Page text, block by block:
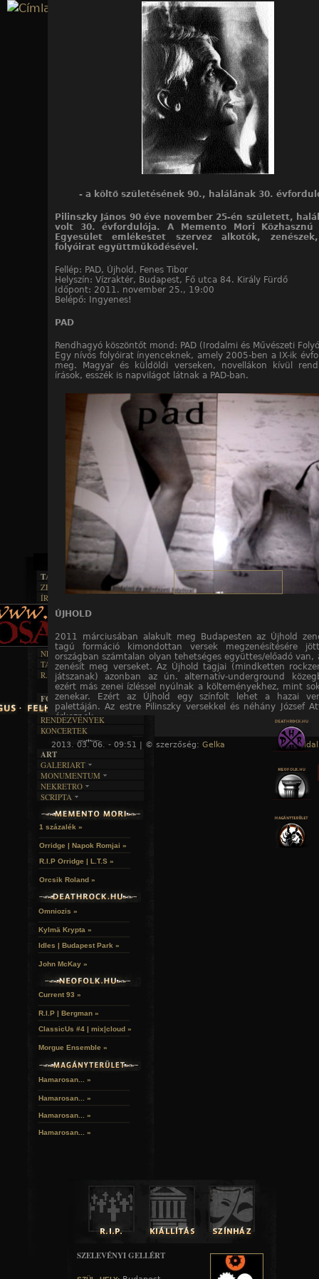
Jump to navigation
- a költő születésének 90., halálának 30.
Pilinszky János 90 éve november 25-én született,
volt 30. évfordulója. A Memento Mori Közhasznú
Egyesület emlékestet szervez alkotók,
folyóirat együttműködésével.
Fellép: PAD, Újhold, Fenes Tibor
Helyszín: Vízraktér, Budapest, Fő utca 84. Király Fürdő
Időpont: 2011. november 25., 19:00
Belépő: Ingyenes!
PAD
Rendhagyó köszöntőt mond: PAD (Irodalmi és Művészeti
Egy nívós folyóirat ínyenceknek, amely 2005-ben a IX-ik
meg. Magyar és küldöldi verseken, novellákon kívül
írások, esszék is napvilágot látnak a PAD-ban.
ÚJHOLD
2011 márciusában alakult meg Budapesten az Újhold
tagú formáció kimondottan versek megzenésítésére
országban számtalan olyan tehetséges együttes/előadó van,
zenésít meg verseket. Az Újhold tagjai (mindketten
játszanak) azonban az ún. alternatív-underground
ezért más zenei ízléssel nyúlnak a költeményekhez, mint
zenekar. Ezért az Újhold egy színfolt lehet a hazai
palettáján. Az estre Pilinszky versekkel és néhány József
érkeznek.
FENES TIBOR
A Nulladik Változat énekese, irodalomtanár,
folyóiratokban rendszeresen publikál. Az esten
gitárkíséretben hangzanak el.
PROGRAMMENET:
20.15 - Fenes Tibor
11/1. kép
11/2. kép
11/3. kép
11/4. kép
11/5. kép
11/6. kép
11/7. kép
11/8. kép
11/9. kép
11/10. kép
11/11. kép
2013. 03. 06. - 09:51 | © szerzőség: Gelka « Főoldal
TAJTÉKOS LAPOK
ZENE
INTERJÚK
DALSZÖVEGEK
ÍRÁSOK
IRODALOM
MŰVÉSZET
ÍRÁSTÖRTÉNET
BOSZORKÁNYKONYHA
FEKETE HUMOR
KÉPES
SZÖVEGES
RENDEZVÉNYEK
NEKROMANTIKA
AKTUÁLIS
A MÚLT
TAJTÉKOS NAPOK
R.I.P.
FOTÓGALÉRIA
FESZTIVÁLOK
RENDEZVÉNYEK
KONCERTEK
ART
GALERIART
ARTGALERI
KÉPREGÉNYEK
LAKÁSKULTS
MONUMENTUM
TEMETŐK
TEMPLOMOK
VÁRAK
HELYEK
NEKRETRO
SZUBKULT
FEKETE LYUK
RELIKVIÁK
SCRIPTA
NOVELLÁK
VERSEK
1 százalék »
Orridge | Napok Romjai »
R.I.P Orridge | L.T.S »
Orcsik Roland »
Omniozis »
Kylmä Krypta »
Idles | Budapest Park »
John McKay »
Current 93 »
R.I.P | Bergman »
ClassicUs #4 | mix|cloud »
Morgue Ensemble »
Hamarosan... »
Hamarosan... »
Hamarosan... »
Hamarosan... »
SZELEVÉNYI GELLÉRT